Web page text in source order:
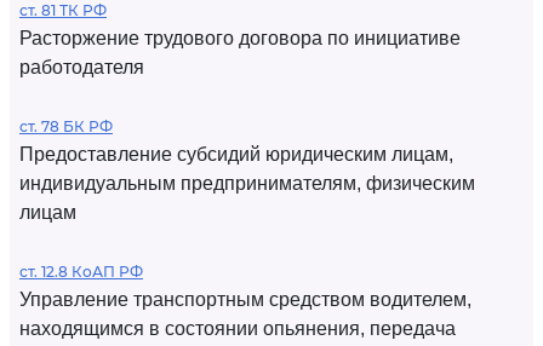
ст. 81 ТК РФ
Расторжение трудового договора по инициативе
работодателя
ст. 78 БК РФ
Предоставление субсидий юридическим лицам,
индивидуальным предпринимателям, физическим
лицам
ст. 12.8 КоАП РФ
Управление транспортным средством водителем,
находящимся в состоянии опьянения, передача